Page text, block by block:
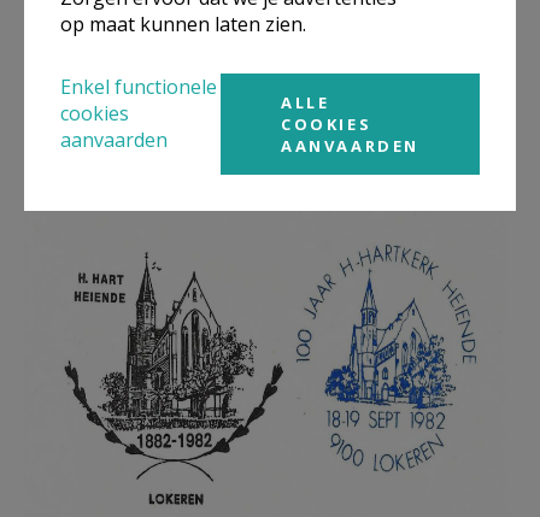
brochure samengesteld met de historiek van alle
plaatselijke verenigingen, en E.H. De Roover, afkomstig
van Heiende, dook in de archieven om een lijvige
brochure samen te stellen ‘Over kerk en pastoors te
Lokeren-Heiende’, waarin hij 230 jaar kerkgeschiedenis
F2184i45.jpg
op maat kunnen laten zien.
Enkel functionele
cookies
aanvaarden
ALLE
COOKIES
AANVAARDEN